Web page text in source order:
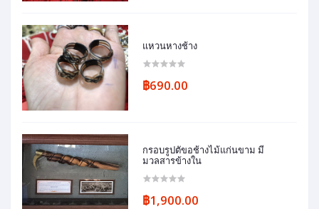
แหวนหางช้าง
฿690.00
กรอบรูปตัขอช้างไม้แก่นขาม มี
มวลสารข้างใน
฿1,900.00